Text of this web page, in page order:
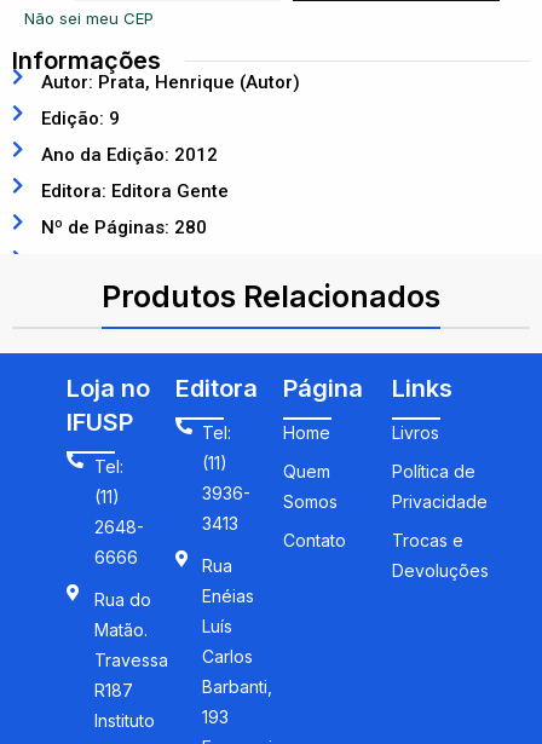
Não sei meu CEP
Informações
Autor: Prata, Henrique (Autor)
Edição: 9
Ano da Edição: 2012
Editora: Editora Gente
Nº de Páginas: 280
Produtos Relacionados
Loja no
IFUSP
Tel:
(11)
2648-
6666
Rua do
Matão.
Travessa
R187
Instituto
Editora
Tel:
(11)
3936-
3413
Rua
Enéias
Luís
Carlos
Barbanti,
193
Página
Home
Quem
Somos
Contato
Links
Livros
Política de
Privacidade
Trocas e
Devoluções